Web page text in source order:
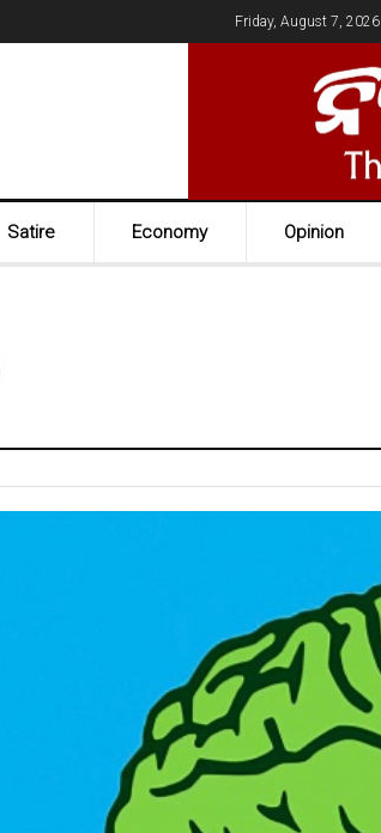
Friday, August 7, 2026
Satire Economy Opinion